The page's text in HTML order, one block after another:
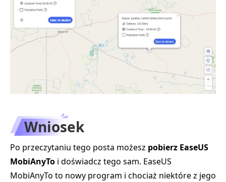
Wniosek
Po przeczytaniu tego posta możesz pobierz EaseUS
MobiAnyTo i doświadcz tego sam. EaseUS
MobiAnyTo to nowy program i chociaż niektóre z jego